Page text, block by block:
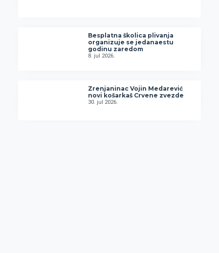
Besplatna školica plivanja
organizuje se jedanaestu
godinu zaredom
8. jul 2026.
Zrenjaninac Vojin Medarević
novi košarkaš Crvene zvezde
30. jul 2026.